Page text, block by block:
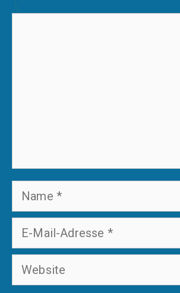
Name
E-
Mail-
Adresse
Website